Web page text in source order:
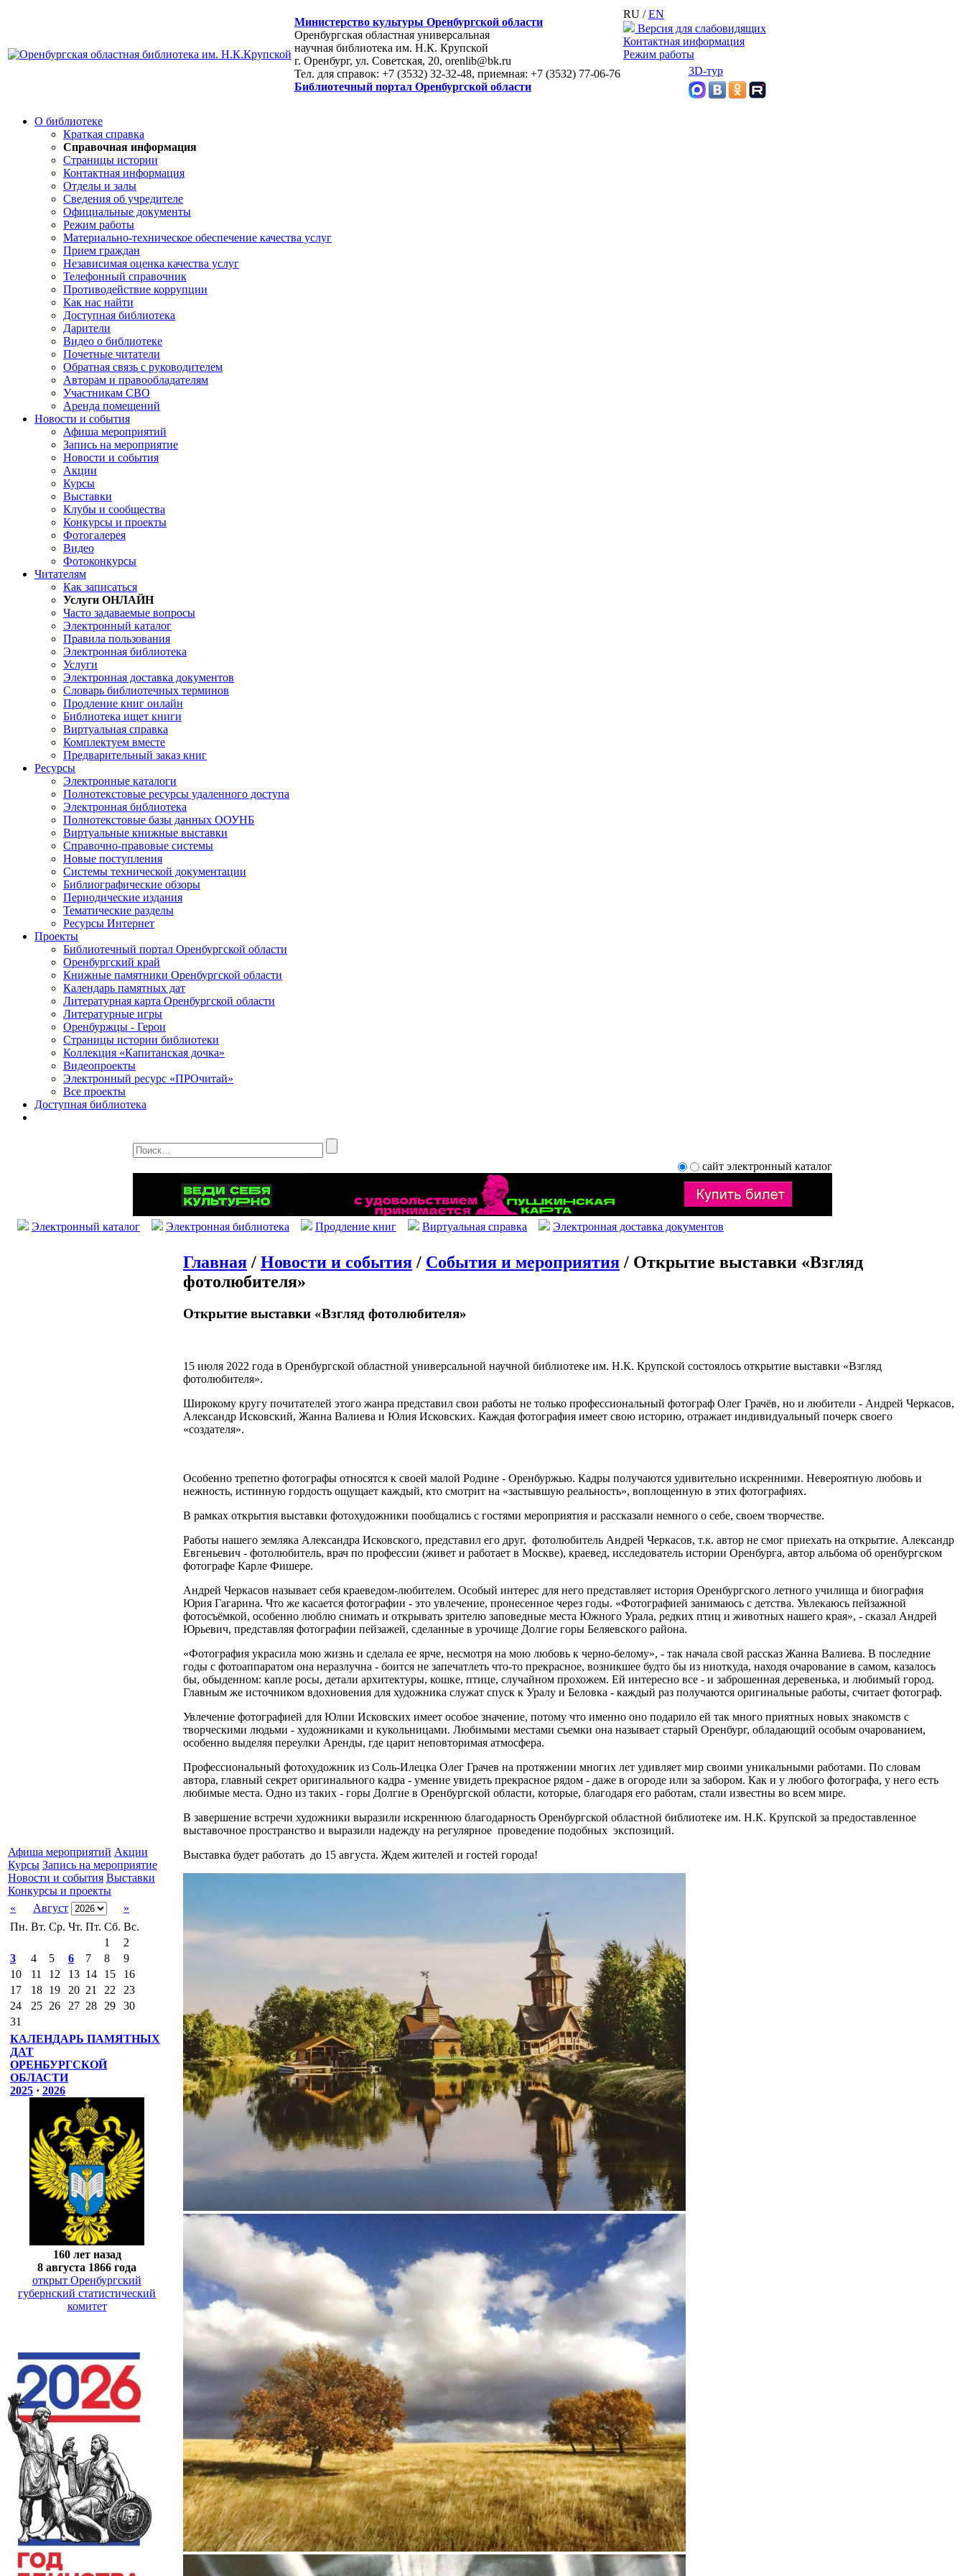
Министерство культуры Оренбургской области
Оренбургская областная универсальная
научная библиотека им. Н.К. Крупской
г. Оренбург, ул. Советская, 20, orenlib@bk.ru
Тел. для справок: +7 (3532) 32-32-48, приемная: +7 (3532) 77-06-76
Библиотечный портал Оренбургской области
RU /EN
Версия для слабовидящих
Контактная информация
Режим работы
3D-тур
О библиотеке
Краткая справка
Справочная информация
Страницы истории
Контактная информация
Отделы и залы
Сведения об учредителе
Официальные документы
Режим работы
Материально-техническое обеспечение качества услуг
Прием граждан
Независимая оценка качества услуг
Телефонный справочник
Противодействие коррупции
Как нас найти
Доступная библиотека
Дарители
Видео о библиотеке
Почетные читатели
Обратная связь с руководителем
Авторам и правообладателям
Участникам СВО
Аренда помещений
Новости и события
Афиша мероприятий
Запись на мероприятие
Новости и события
Акции
Курсы
Выставки
Клубы и сообщества
Конкурсы и проекты
Фотогалерея
Видео
Фотоконкурсы
Читателям
Как записаться
Услуги ОНЛАЙН
Часто задаваемые вопросы
Электронный каталог
Правила пользования
Электронная библиотека
Услуги
Электронная доставка документов
Словарь библиотечных терминов
Продление книг онлайн
Библиотека ищет книги
Виртуальная справка
Комплектуем вместе
Предварительный заказ книг
Ресурсы
Электронные каталоги
Полнотекстовые ресурсы удаленного доступа
Электронная библиотека
Полнотекстовые базы данных ООУНБ
Виртуальные книжные выставки
Справочно-правовые системы
Новые поступления
Cистемы технической документации
Библиографические обзоры
Периодические издания
Тематические разделы
Ресурсы Интернет
Проекты
Библиотечный портал Оренбургской области
Оренбургский край
Книжные памятники Оренбургской области
Календарь памятных дат
Литературная карта Оренбургской области
Литературные игры
Оренбуржцы - Герои
Страницы истории библиотеки
Коллекция «Капитанская дочка»
Видеопроекты
Электронный ресурс «ПРОчитай»
Все проекты
Доступная библиотека
сайт электронный каталог
Электронный каталог Электронная библиотека Продление книг Виртуальная справка Электронная доставка документов
Афиша мероприятий Акции
Курсы Запись на мероприятие
Новости и события Выставки
Конкурсы и проекты
«
Август
»
Пн. Вт. Ср. Чт. Пт. Сб. Вс.
1
2
3
4 5 6 7 8
9
10
11 12 13 14 15
16
17
18 19 20 21 22
23
24
25 26 27 28 29
30
31
КАЛЕНДАРЬ ПАМЯТНЫХ
ДАТ
ОРЕНБУРГСКОЙ
ОБЛАСТИ
2025 · 2026
160 лет назад
8 августа 1866 года
открыт Оренбургский
губернский статистический
комитет
Главная / Новости и события / События и мероприятия / Открытие выставки «Взгляд
фотолюбителя»
Открытие выставки «Взгляд фотолюбителя»
15 июля 2022 года в Оренбургской областной универсальной научной библиотеке им. Н.К. Крупской состоялось открытие выставки «Взгляд
фотолюбителя».
Широкому кругу почитателей этого жанра представил свои работы не только профессиональный фотограф Олег Грачёв, но и любители - Андрей Черкасов,
Александр Исковский, Жанна Валиева и Юлия Исковских. Каждая фотография имеет свою историю, отражает индивидуальный почерк своего
«создателя».
Особенно трепетно фотографы относятся к своей малой Родине - Оренбуржью. Кадры получаются удивительно искренними. Невероятную любовь и
нежность, истинную гордость ощущает каждый, кто смотрит на «застывшую реальность», воплощенную в этих фотографиях.
В рамках открытия выставки фотохудожники пообщались с гостями мероприятия и рассказали немного о себе, своем творчестве.
Работы нашего земляка Александра Исковского, представил его друг, фотолюбитель Андрей Черкасов, т.к. автор не смог приехать на открытие. Александр
Евгеньевич - фотолюбитель, врач по профессии (живет и работает в Москве), краевед, исследователь истории Оренбурга, автор альбома об оренбургском
фотографе Карле Фишере.
Андрей Черкасов называет себя краеведом-любителем. Особый интерес для него представляет история Оренбургского летного училища и биография
Юрия Гагарина. Что же касается фотографии - это увлечение, пронесенное через годы. «Фотографией занимаюсь с детства. Увлекаюсь пейзажной
фотосъёмкой, особенно люблю снимать и открывать зрителю заповедные места Южного Урала, редких птиц и животных нашего края», - сказал Андрей
Юрьевич, представляя фотографии пейзажей, сделанные в урочище Долгие горы Беляевского района.
«Фотография украсила мою жизнь и сделала ее ярче, несмотря на мою любовь к черно-белому», - так начала свой рассказ Жанна Валиева. В последние
годы с фотоаппаратом она неразлучна - боится не запечатлеть что-то прекрасное, возникшее будто бы из ниоткуда, находя очарование в самом, казалось
бы, обыденном: капле росы, детали архитектуры, кошке, птице, случайном прохожем. Ей интересно все - и заброшенная деревенька, и любимый город.
Главным же источником вдохновения для художника служат спуск к Уралу и Беловка - каждый раз получаются оригинальные работы, считает фотограф.
Увлечение фотографией для Юлии Исковских имеет особое значение, потому что именно оно подарило ей так много приятных новых знакомств с
творческими людьми - художниками и кукольницами. Любимыми местами съемки она называет старый Оренбург, обладающий особым очарованием,
особенно выделяя переулки Аренды, где царит неповторимая атмосфера.
Профессиональный фотохудожник из Соль-Илецка Олег Грачев на протяжении многих лет удивляет мир своими уникальными работами. По словам
автора, главный секрет оригинального кадра - умение увидеть прекрасное рядом - даже в огороде или за забором. Как и у любого фотографа, у него есть
любимые места. Одно из таких - горы Долгие в Оренбургской области, которые, благодаря его работам, стали известны во всем мире.
В завершение встречи художники выразили искреннюю благодарность Оренбургской областной библиотеке им. Н.К. Крупской за предоставленное
выставочное пространство и выразили надежду на регулярное проведение подобных экспозиций.
Выставка будет работать до 15 августа. Ждем жителей и гостей города!